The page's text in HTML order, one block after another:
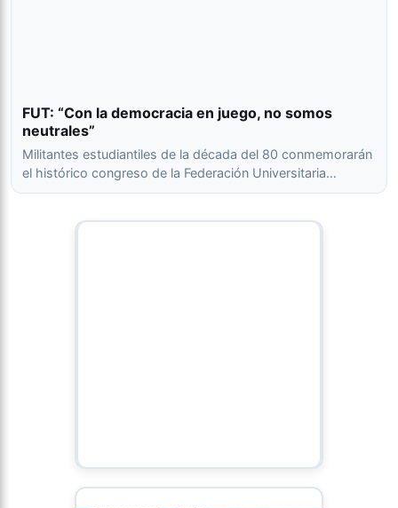
FUT: “Con la democracia en juego, no somos
neutrales”
Militantes estudiantiles de la década del 80 conmemorarán
el histórico congreso de la Federación Universitaria…